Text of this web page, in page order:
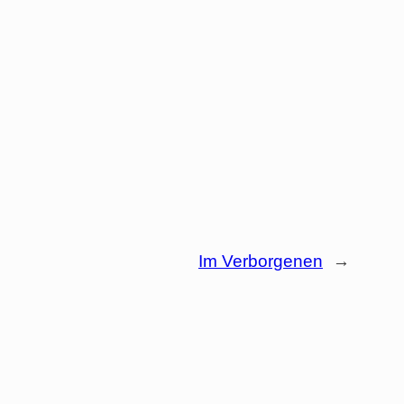
Im Verborgenen →